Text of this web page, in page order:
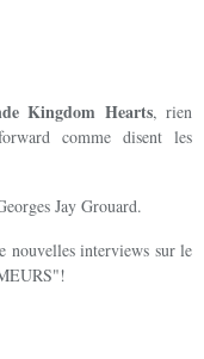
Kingdom Hearts, rien
comme disent les
Jay Grouard.
nouvelles interviews sur le